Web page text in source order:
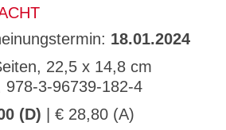
18.01.2024
22,5 x 14,8 cm
978-3-96739-182-4
(D) | € 28,80 (A)